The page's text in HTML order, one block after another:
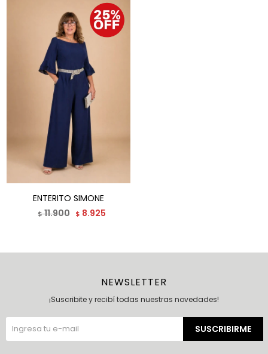
ENTERITO SIMONE
$11.900 $ 8.925
NEWSLETTER
¡Suscribite y recibí todas nuestras novedades!
SUSCRIBIRME